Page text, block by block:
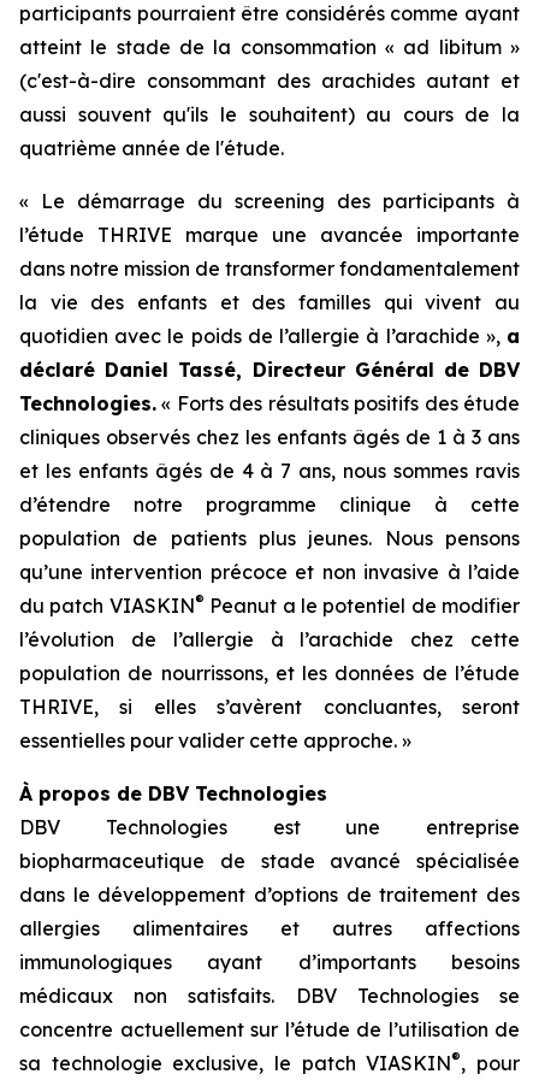
participants pourraient être considérés comme ayant
atteint le stade de la consommation « ad libitum »
(c'est-à-dire consommant des arachides autant et
aussi souvent qu'ils le souhaitent) au cours de la
quatrième année de l'étude.
« Le démarrage du screening des participants à
l’étude THRIVE marque une avancée importante
dans notre mission de transformer fondamentalement
la vie des enfants et des familles qui vivent au
quotidien avec le poids de l’allergie à l’arachide », a
déclaré Daniel Tassé, Directeur Général de DBV
Technologies. « Forts des résultats positifs des étude
cliniques observés chez les enfants âgés de 1 à 3 ans
et les enfants âgés de 4 à 7 ans, nous sommes ravis
d’étendre notre programme clinique à cette
population de patients plus jeunes. Nous pensons
qu’une intervention précoce et non invasive à l’aide
du patch VIASKIN® Peanut a le potentiel de modifier
l’évolution de l’allergie à l’arachide chez cette
population de nourrissons, et les données de l’étude
THRIVE, si elles s’avèrent concluantes, seront
essentielles pour valider cette approche. »
À propos de DBV Technologies
DBV Technologies est une entreprise
biopharmaceutique de stade avancé spécialisée
dans le développement d’options de traitement des
allergies alimentaires et autres affections
immunologiques ayant d’importants besoins
médicaux non satisfaits. DBV Technologies se
concentre actuellement sur l’étude de l’utilisation de
sa technologie exclusive, le patch VIASKIN®, pour